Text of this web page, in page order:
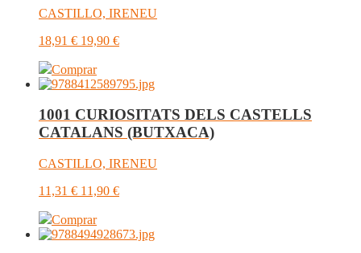
CASTILLO, IRENEU
18,91 € 19,90 €
Comprar
1001 CURIOSITATS DELS CASTELLS
CATALANS (BUTXACA)
CASTILLO, IRENEU
11,31 € 11,90 €
Comprar